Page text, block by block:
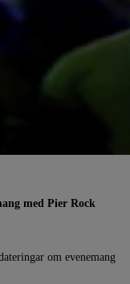
med Pier Rock
om evenemang